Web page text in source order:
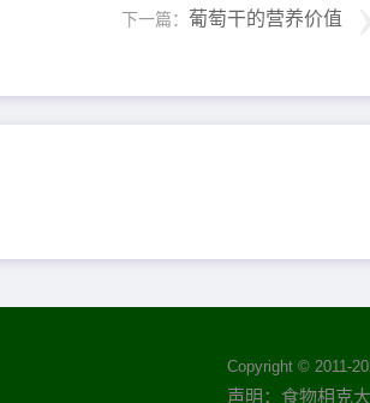
下一篇： 葡萄干的营养价值
Copyright © 2011-
声明：食物相克